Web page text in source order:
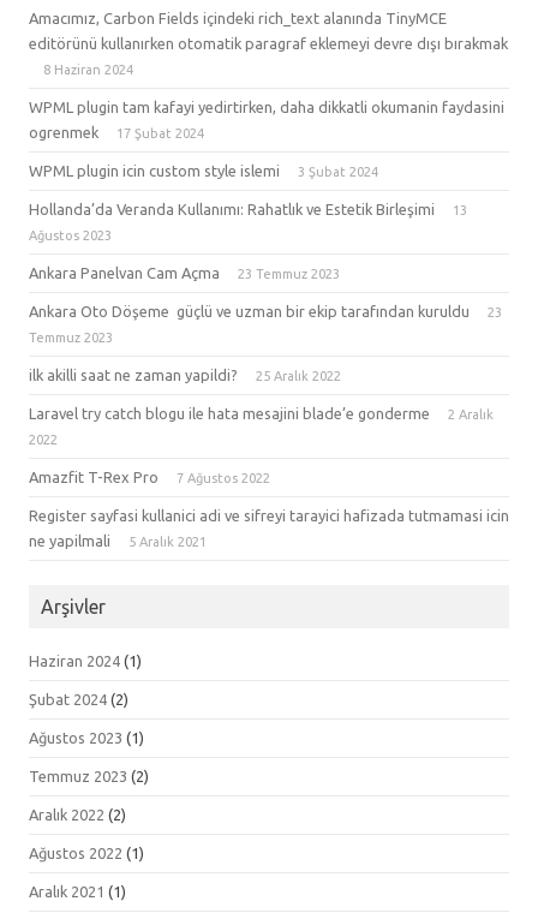
Amacımız, Carbon Fields içindeki rich_text alanında TinyMCE
editörünü kullanırken otomatik paragraf eklemeyi devre dışı bırakmak
8 Haziran 2024
WPML plugin tam kafayi yedirtirken, daha dikkatli okumanin faydasini
ogrenmek
17 Şubat 2024
WPML plugin icin custom style islemi 3 Şubat 2024
Hollanda’da Veranda Kullanımı: Rahatlık ve Estetik Birleşimi
13
Ağustos 2023
Ankara Panelvan Cam Açma 23 Temmuz 2023
Ankara Oto Döşeme güçlü ve uzman bir ekip tarafından kuruldu
23
Temmuz 2023
ilk akilli saat ne zaman yapildi? 25 Aralık 2022
Laravel try catch blogu ile hata mesajini blade’e gonderme
2 Aralık
2022
Amazfit T-Rex Pro 7 Ağustos 2022
Register sayfasi kullanici adi ve sifreyi tarayici hafizada tutmamasi icin
ne yapilmali
5 Aralık 2021
Arşivler
Haziran 2024 (1)
Şubat 2024 (2)
Ağustos 2023 (1)
Temmuz 2023 (2)
Aralık 2022 (2)
Ağustos 2022 (1)
Aralık 2021 (1)